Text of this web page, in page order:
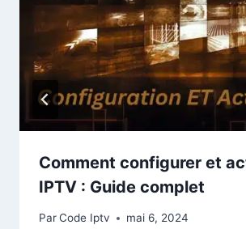
Comment configurer et
IPTV : Guide complet
ParCode Iptv mai 6, 2024